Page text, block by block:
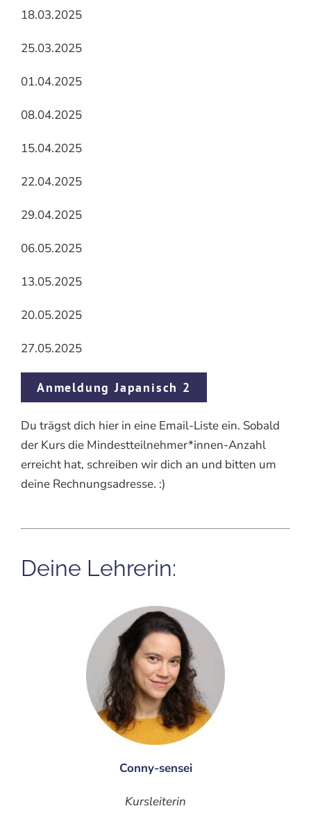
18.03.2025
25.03.2025
01.04.2025
08.04.2025
15.04.2025
22.04.2025
29.04.2025
06.05.2025
13.05.2025
20.05.2025
27.05.2025
Anmeldung Japanisch 2
Du trägst dich hier in eine Email-Liste ein. Sobald
der Kurs die Mindestteilnehmer*innen-Anzahl
erreicht hat, schreiben wir dich an und bitten um
deine Rechnungsadresse. :)
Deine Lehrerin:
Conny-sensei
Kursleiterin